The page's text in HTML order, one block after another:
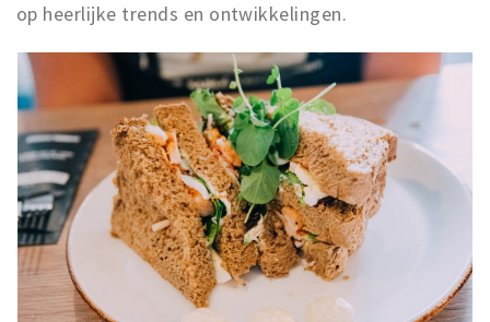
op heerlijke trends en ontwikkelingen.